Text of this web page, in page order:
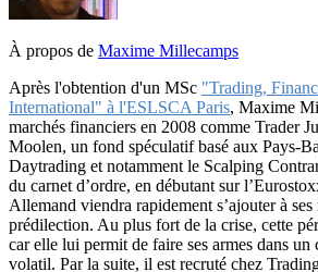
À propos de Maxime Millecamps
Après l'obtention d'un MSc "Trading,
International" à l'ESLSCA Paris, Maxime
marchés financiers en 2008 comme Trader
Moolen, un fond spéculatif basé aux Pays-
Daytrading et notamment le Scalping
du carnet d’ordre, en débutant sur
Allemand viendra rapidement s’ajouter à ses
prédilection. Au plus fort de la crise, cette
car elle lui permit de faire ses armes dans un
volatil. Par la suite, il est recruté chez